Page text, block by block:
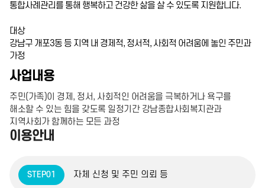
통합사례관리를 통해 행복하고 건강한 삶을 살 수 있도록 지원합니다.
대상
강남구 개포3동 등 지역 내 경제적, 정서적, 사회적 어려움에 놓인 주민과
가정
사업내용
주민(가족)이 경제, 정서, 사회적인 어려움을 극복하거나 욕구를
해소할 수 있는 힘을 갖도록 일정기간 강남종합사회복지관과
지역사회가 함께하는 모든 과정
이용안내
STEP01 자체 신청 및 주민 의뢰 등